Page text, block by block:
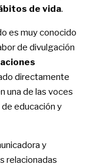
de vida.
es muy conocido
de divulgación
directamente
una de las voces
educación y
y
relacionadas